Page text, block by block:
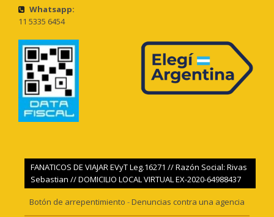
Whatsapp:
11 5335 6454
FANATICOS DE VIAJAR EVyT Leg.16271 // Razón Social: Rivas
Sebastian // DOMICILIO LOCAL VIRTUAL EX-2020-64988437
Botón de arrepentimiento -Denuncias contra una agencia